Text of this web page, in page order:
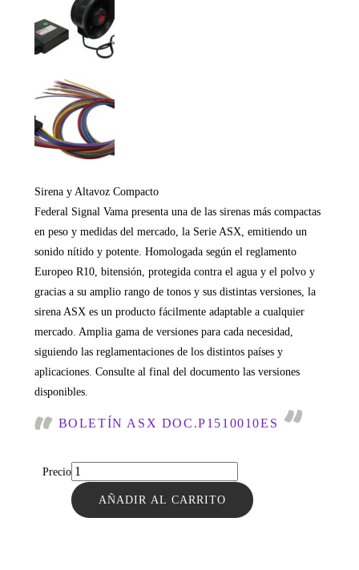
Sirena y Altavoz Compacto
Federal Signal Vama presenta una de las sirenas más compactas
en peso y medidas del mercado, la Serie ASX, emitiendo un
sonido nítido y potente. Homologada según el reglamento
Europeo R10, bitensión, protegida contra el agua y el polvo y
gracias a su amplio rango de tonos y sus distintas versiones, la
sirena ASX es un producto fácilmente adaptable a cualquier
mercado. Amplia gama de versiones para cada necesidad,
siguiendo las reglamentaciones de los distintos países y
aplicaciones. Consulte al final del documento las versiones
disponibles.
BOLETÍN ASX DOC.P1510010ES
Precio
AÑADIR AL CARRITO